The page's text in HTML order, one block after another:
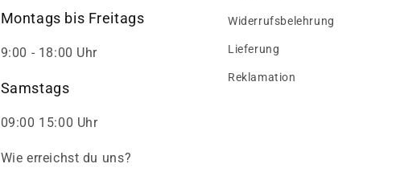
Montags bis Freitags
9:00 - 18:00 Uhr
Samstags
09:00 15:00 Uhr
Wie erreichst du uns?
Widerrufsbelehrung
Lieferung
Reklamation